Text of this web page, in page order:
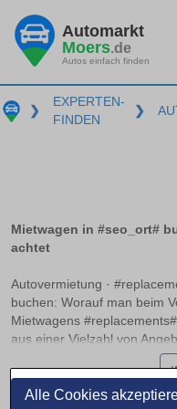
Alle Cookies
Automarkt
Moers.de
Autos einfach finden
❯
EXPERTEN-
FINDEN
❯
Mietwagen in #seo_ort#
achtet
Autovermietung ·
buchen: Worauf man beim
Mietwagens
aus einer Vielzahl von
auszuwählen. Neben
Fahrzeugmodellen gibt es
Vollkaskoversicherung